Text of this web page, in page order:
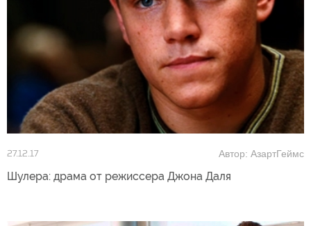
27.12.17 Автор: АзартГеймс
Шулера: драма от режиссера Джона Даля